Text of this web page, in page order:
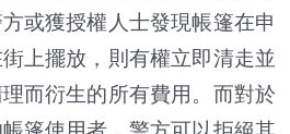
或獲授權人士發現帳篷在申
上擺放，則有權立即清走並
而衍生的所有費用。而對於